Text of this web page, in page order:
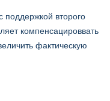
поддержкой второго
компенсацироввать
фактическую